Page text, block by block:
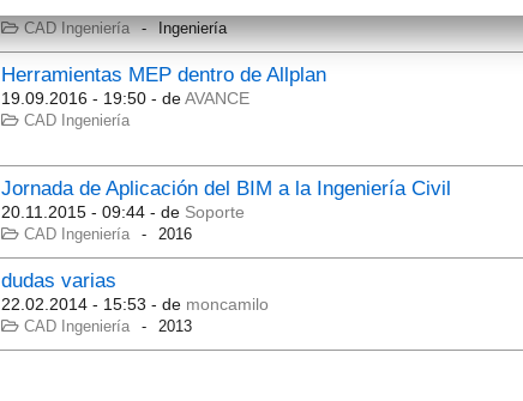
CAD Ingeniería Ingeniería
Herramientas MEP dentro de Allplan
19.09.2016 - 19:50 - deAVANCE
CAD Ingeniería
Jornada de Aplicación del BIM a la Ingeniería Civil
20.11.2015 - 09:44 - de Soporte
CAD Ingeniería 2016
dudas varias
22.02.2014 - 15:53 - de moncamilo
CAD Ingeniería 2013